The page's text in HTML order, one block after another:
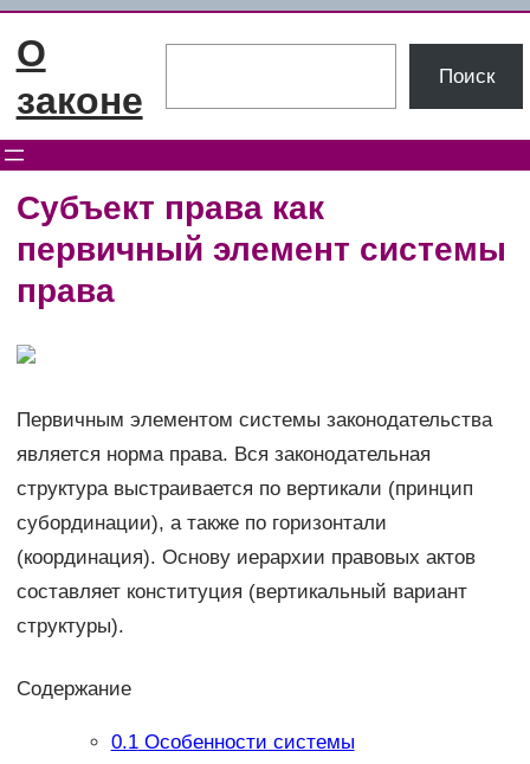
Перейти
О
законе
Поиск
Субъект права как
первичный элемент системы
права
Первичным элементом системы законодательства
является норма права. Вся законодательная
структура выстраивается по вертикали (принцип
субординации), а также по горизонтали
(координация). Основу иерархии правовых актов
составляет конституция (вертикальный вариант
структуры).
Содержание
0.1Особенности системы